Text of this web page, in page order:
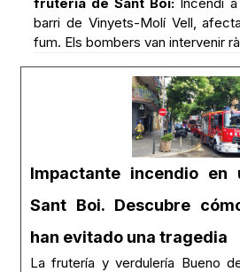
barri de Vinyets-Molí Vell,
fum. Els bombers van intervenir
Impactante incendio
Sant Boi. Descubre
han evitado una tragedia
La frutería y verdulería Bueno